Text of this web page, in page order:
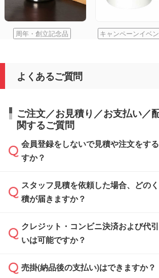
周年・創立記念品 キャンペーンイベ
よくあるご質問
ご注文／お見積り／お支払い／
関するご質問
会員登録をしないで見積や注文をす
すか？
可能です。見積・注文フォームにて
まま進む』ボタンからお進みのうえ
スタッフ見積を依頼した場合、どの
積が届きますか？
通常、翌営業日までにお送りしてお
雑状況によっては、お時間をいただ
依頼いただいた場合は、翌営業日以
クレジット・コンビニ決済および代
いは可能ですか？
銀行振込のみのご対応となります。
売掛(納品後の支払い)はできますか？